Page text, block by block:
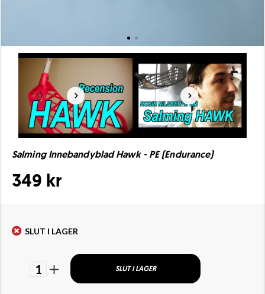
Salming Innebandyblad Hawk - PE (Endurance)
349 kr
SLUT I LAGER
1 SLUT I LAGER